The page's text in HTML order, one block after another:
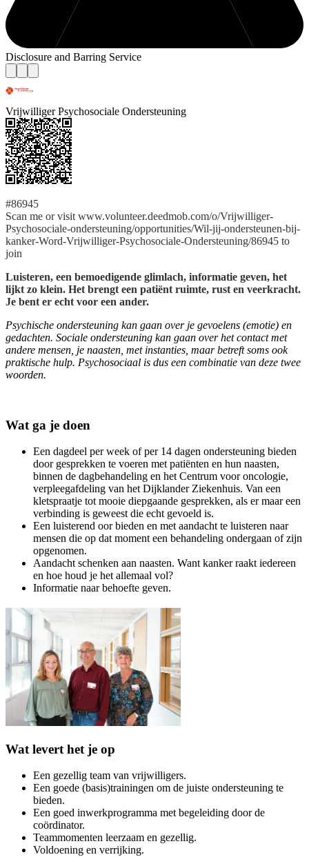
Disclosure and Barring Service
Vrijwilliger Psychosociale Ondersteuning
#86945
Scan me or visit www.volunteer.deedmob.com/o/Vrijwilliger-
Psychosociale-ondersteuning/opportunities/Wil-jij-ondersteunen-bij-
kanker-Word-Vrijwilliger-Psychosociale-Ondersteuning/86945 to
join
Luisteren, een bemoedigende glimlach, informatie geven, het
lijkt zo klein. Het brengt een patiënt ruimte, rust en veerkracht.
Je bent er echt voor een ander.
Psychische ondersteuning kan gaan over je gevoelens (emotie) en
gedachten. Sociale ondersteuning kan gaan over het contact met
andere mensen, je naasten, met instanties, maar betreft soms ook
praktische hulp. Psychosociaal is dus een combinatie van deze twee
woorden.
Wat ga je doen
Een dagdeel per week of per 14 dagen ondersteuning bieden
door gesprekken te voeren met patiënten en hun naasten,
binnen de dagbehandeling en het Centrum voor oncologie,
verpleegafdeling van het Dijklander Ziekenhuis. Van een
kletspraatje tot mooie diepgaande gesprekken, als er maar een
verbinding is geweest die echt gevoeld is.
Een luisterend oor bieden en met aandacht te luisteren naar
mensen die op dat moment een behandeling ondergaan of zijn
opgenomen.
Aandacht schenken aan naasten. Want kanker raakt iedereen
en hoe houd je het allemaal vol?
Informatie naar behoefte geven.
Wat levert het je op
Een gezellig team van vrijwilligers.
Een goede (basis)trainingen om de juiste ondersteuning te
bieden.
Een goed inwerkprogramma met begeleiding door de
coördinator.
Teammomenten leerzaam en gezellig.
Voldoening en verrijking.